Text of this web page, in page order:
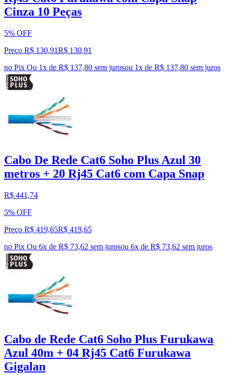
Cinza 10 Peças
5% OFF
Preço R$ 130,91R$ 130,91
no Pix Ou 1x de R$ 137,80 sem jurosou 1x de R$ 137,80 sem juros
Cabo De Rede Cat6 Soho Plus Azul 30
metros + 20 Rj45 Cat6 com Capa Snap
R$ 441,74
5% OFF
Preço R$ 419,65R$ 419,65
no Pix Ou 6x de R$ 73,62 sem jurosou 6x de R$ 73,62 sem juros
Cabo de Rede Cat6 Soho Plus Furukawa
Azul 40m + 04 Rj45 Cat6 Furukawa
Gigalan